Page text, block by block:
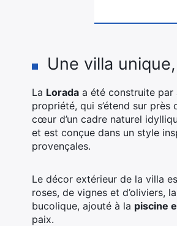
Une villa
La Lorada a été construite par
propriété, qui s’étend sur près
cœur d’un cadre naturel
et est conçue dans un style
provençales.
Le décor extérieur de la villa
roses, de vignes et d’oliviers,
bucolique, ajouté à la piscine
paix.